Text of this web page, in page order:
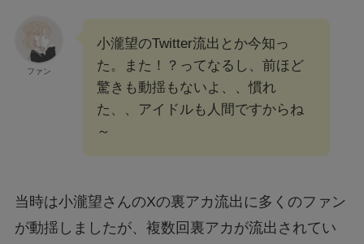
ファン
小瀧望のTwitter流出とか今知っ
た。また！？ってなるし、前ほど
驚きも動揺もないよ、、慣れ
た、、アイドルも人間ですからね
～
当時は小瀧望さんのXの裏アカ流出に多くのファン
が動揺しましたが、複数回裏アカが流出されてい